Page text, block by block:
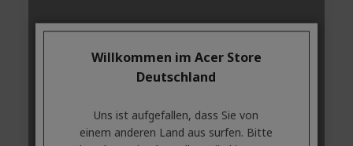
Willkommen im Acer Store
Deutschland
Uns ist aufgefallen, dass Sie von
einem anderen Land aus surfen. Bitte